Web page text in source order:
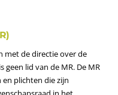
met de directie over de
geen lid van de MR. De MR
plichten die zijn